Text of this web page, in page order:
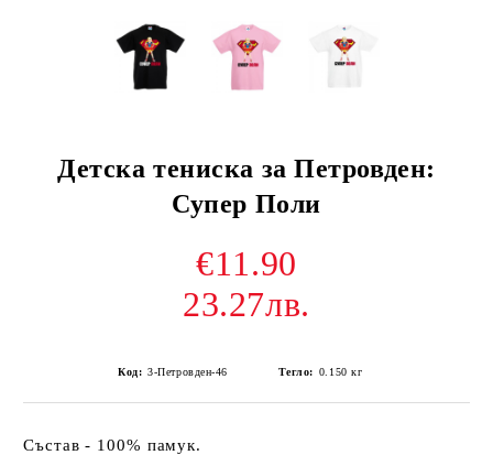
Детска тениска за Петровден:
Супер Поли
€11.90
23.27лв.
Код: 3-Петровден-46 Тегло: 0.150 кг
Състав - 100% памук.